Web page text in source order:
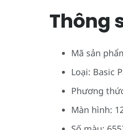
Thông
Mã sản
Loại: Basic
Phương
Màn hình: